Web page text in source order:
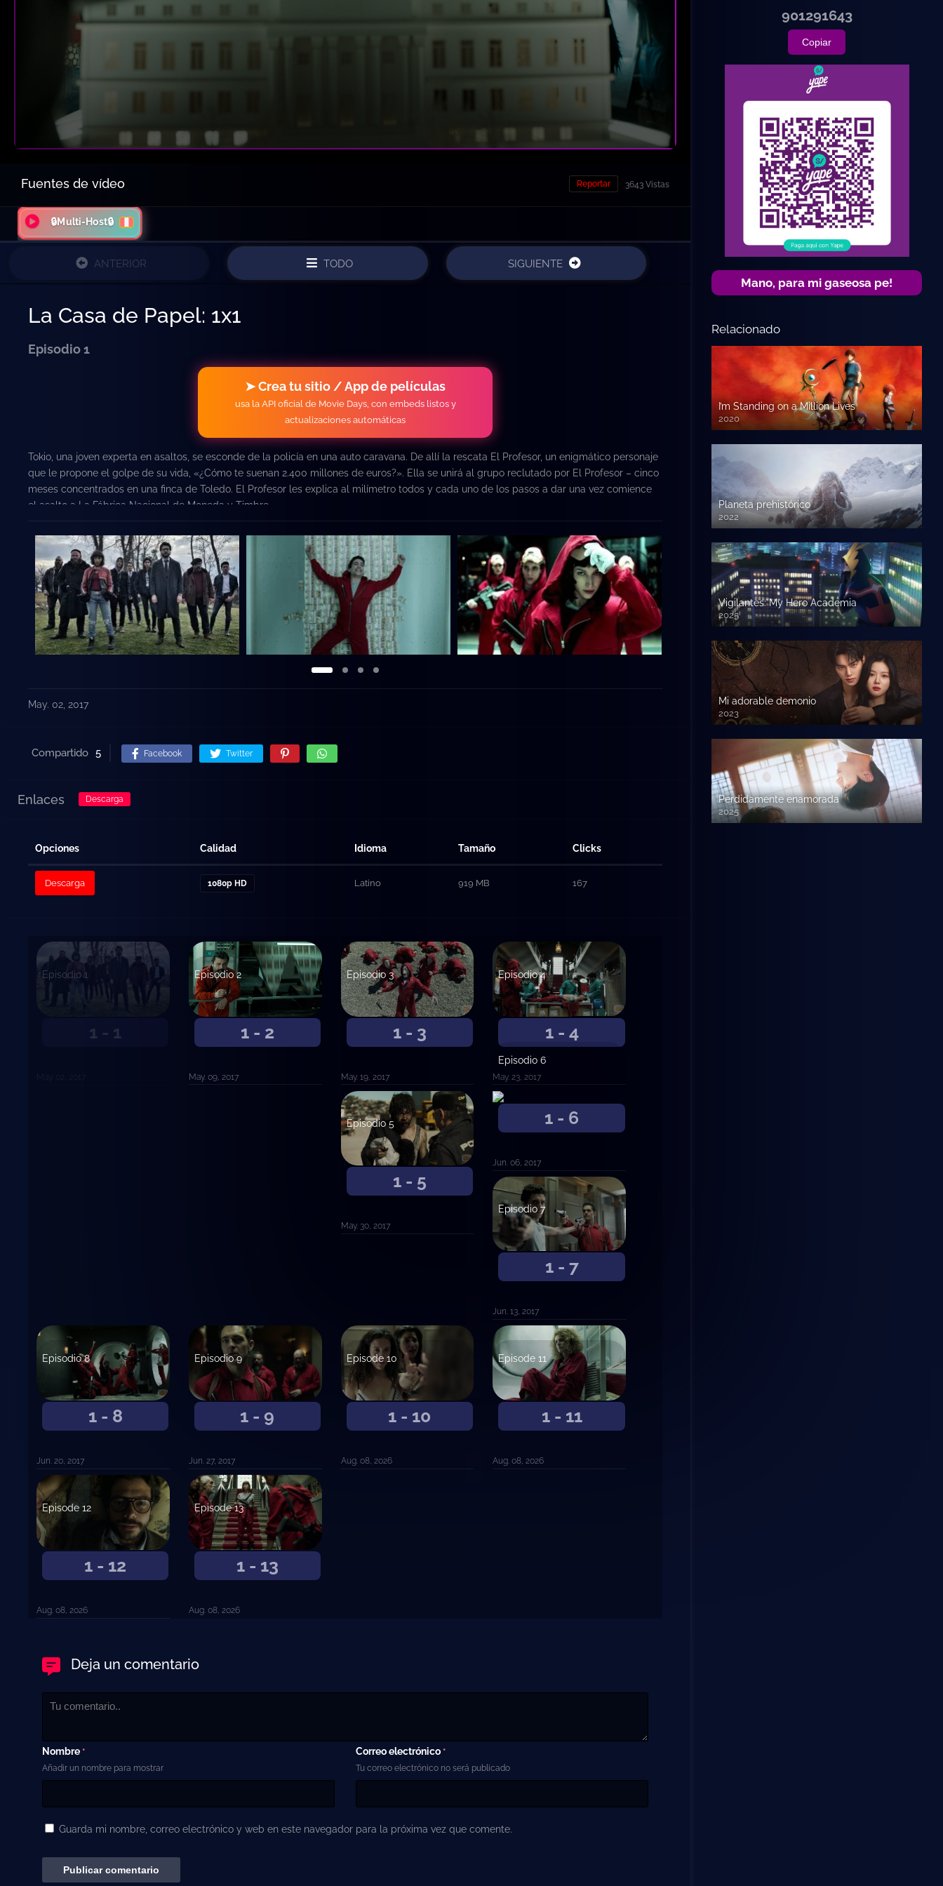
Fuentes de vídeo 3643 Vistas
Reportar
🔒Multi-Host🔒
ANTERIOR TODO SIGUIENTE
La Casa de Papel: 1x1
Episodio 1
➤ Crea tu sitio / App de películas
usa la API oficial de Movie Days, con embeds listos y
actualizaciones automáticas
Tokio, una joven experta en asaltos, se esconde de la policía en una auto caravana. De allí la rescata El Profesor, un enigmático personaje
que le propone el golpe de su vida, «¿Cómo te suenan 2.400 millones de euros?». Ella se unirá al grupo reclutado por El Profesor – cinco
meses concentrados en una finca de Toledo. El Profesor les explica al milímetro todos y cada uno de los pasos a dar una vez comience
el asalto a La Fábrica Nacional de Moneda y Timbre.
May. 02, 2017
Compartido 5 Facebook Twitter
Enlaces Descarga
Opciones Calidad Idioma Tamaño Clicks
Descarga 1080p HD Latino 919 MB 167
1 - 1
Episodio 1
1 - 2
Episodio 2
May. 09, 2017
1 - 3
Episodio 3
May. 19, 2017
1 - 4
Episodio 4
May. 23, 2017
1 - 5
Episodio 5
May. 30, 2017
1 - 6
Episodio 6
Jun. 06, 2017
1 - 7
Episodio 7
Jun. 13, 2017
1 - 8
Episodio 8
Jun. 20, 2017
1 - 9
Episodio 9
Jun. 27, 2017
1 - 10
Episode 10
Aug. 08, 2026
1 - 11
Episode 11
Aug. 08, 2026
1 - 12
Episode 12
Aug. 08, 2026
1 - 13
Episode 13
Aug. 08, 2026
Deja un comentario
Nombre *
Añadir un nombre para mostrar
Correo electrónico *
Tu correo electrónico no será publicado
Guarda mi nombre, correo electrónico y web en este navegador para la próxima vez que comente.
901291643
Copiar
Mano, para mi gaseosa pe!
Relacionado
I’m Standing on a Million Lives
2020
Planeta prehistórico
2022
Vigilantes: My Hero Academia
2025
Mi adorable demonio
2023
Perdidamente enamorada
2025